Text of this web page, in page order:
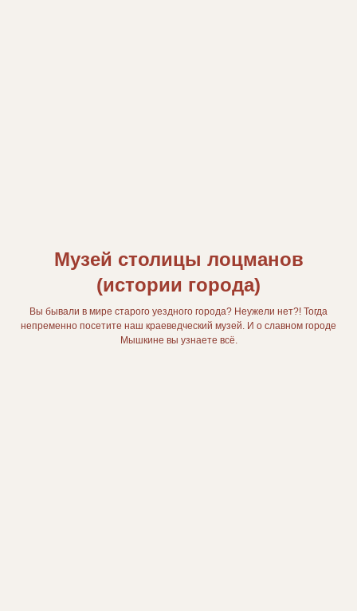
Музей столицы лоцманов
(истории города)
Вы бывали в мире старого уездного города? Неужели нет?! Тогда
непременно посетите наш краеведческий музей. И о славном городе
Мышкине вы узнаете всё.